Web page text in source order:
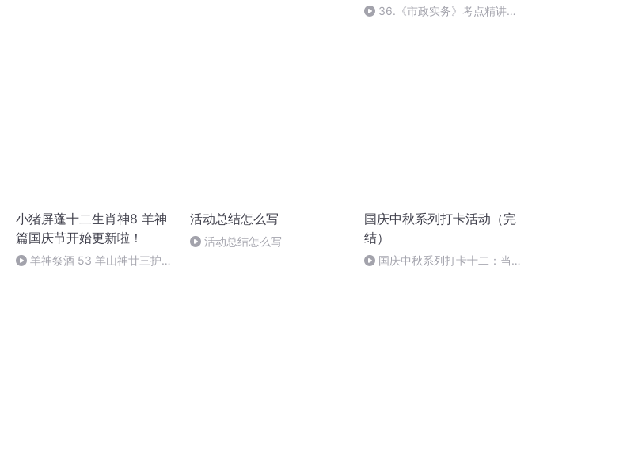
36.《市政实务》考点精讲第
小猪屏蓬十二生肖神8 羊神
篇国庆节开始更新啦！
羊神祭酒 53 羊山神廿三护祭
活动总结怎么写
活动总结怎么写
国庆中秋系列打卡活动（完
结）
国庆中秋系列打卡十二：当阳